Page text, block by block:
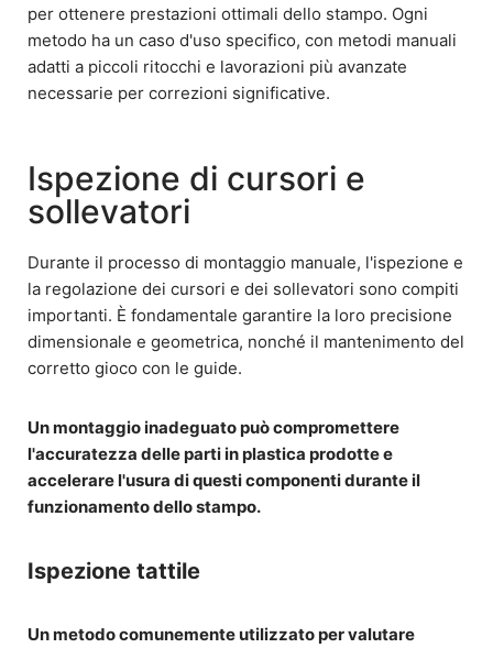
per ottenere prestazioni ottimali dello stampo. Ogni
metodo ha un caso d'uso specifico, con metodi manuali
adatti a piccoli ritocchi e lavorazioni più avanzate
necessarie per correzioni significative.
Ispezione di cursori e
sollevatori
Durante il processo di montaggio manuale, l'ispezione e
la regolazione dei cursori e dei sollevatori sono compiti
importanti. È fondamentale garantire la loro precisione
dimensionale e geometrica, nonché il mantenimento del
corretto gioco con le guide.
Un montaggio inadeguato può compromettere
l'accuratezza delle parti in plastica prodotte e
accelerare l'usura di questi componenti durante il
funzionamento dello stampo.
Ispezione tattile
Un metodo comunemente utilizzato per valutare